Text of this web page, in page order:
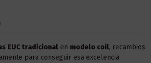
EUC tradicionalen modelo coil, recambios
para conseguir esa excelencia